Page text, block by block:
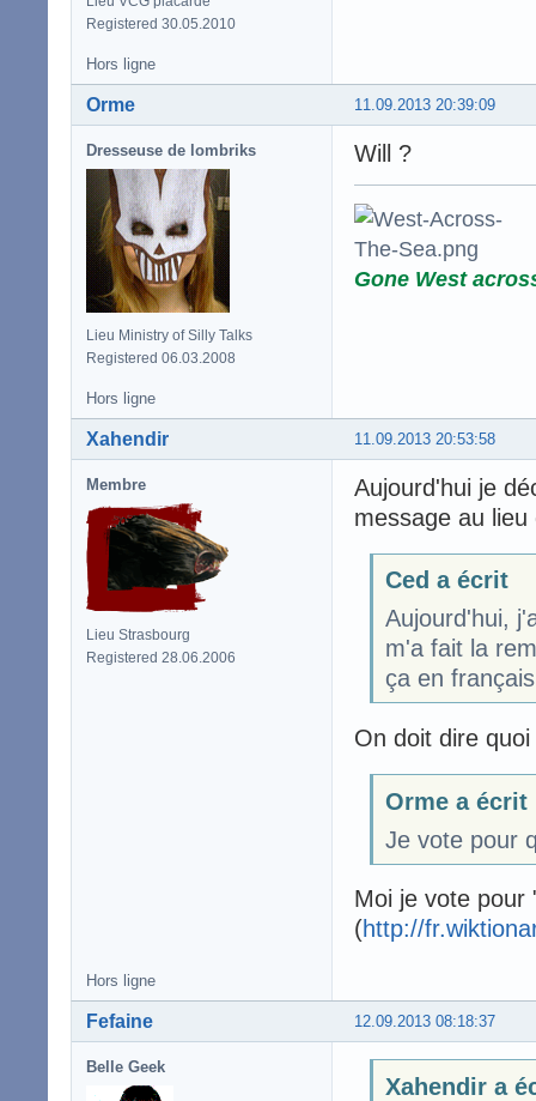
Registered 30.05.2010
Hors ligne
11.09.2013 20:39:09
Orme
Dresseuse de lombriks
Lieu Ministry of Silly Talks
Registered 06.03.2008
Wi­l­l ?
Gone West
Hors ligne
11.09.2013 20:53:58
Xahendir
Membre
Lieu Strasbourg
Registered 28.06.2006
Aujourd'hui je
message au
Ced a écrit
Aujourd'hui,
m'a fait la
ça en
On doit dire
Orme a écrit
Je vote pour
Moi je vote pour
(http://
Hors ligne
12.09.2013 08:18:37
Fefaine
Belle Geek
Xahendir a